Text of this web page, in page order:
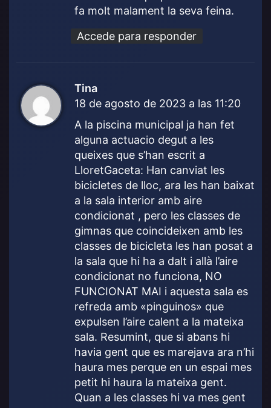
fa molt malament la seva feina.
Accede para responder
Tina
i
e
18 de agosto de 2023 a las 11:20
A la piscina municipal ja han fet
alguna actuacio degut a les
queixes que s’han escrit a
LloretGaceta: Han canviat les
bicicletes de lloc, ara les han baixat
a la sala interior amb aire
condicionat , pero les classes de
gimnas que coincideixen amb les
classes de bicicleta les han posat a
la sala que hi ha a dalt i allà l’aire
condicionat no funciona, NO
FUNCIONAT MAI i aquesta sala es
refreda amb «pinguinos» que
expulsen l’aire calent a la mateixa
sala. Resumint, que si abans hi
havia gent que es marejava ara n’hi
haura mes perque en un espai mes
petit hi haura la mateixa gent.
Quan a les classes hi va mes gent